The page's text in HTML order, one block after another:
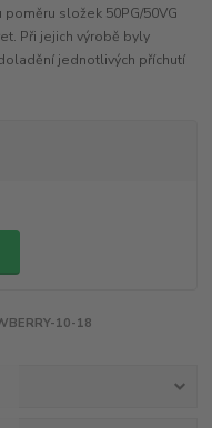
složek 50PG/50VG
Při jejich výrobě byly
jednotlivých příchutí
10-18